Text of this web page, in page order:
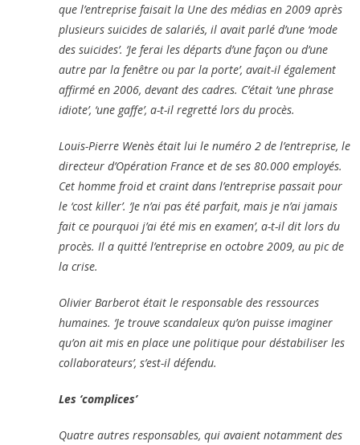
que l’entreprise faisait la Une des médias en 2009 après
plusieurs suicides de salariés, il avait parlé d’une ‘mode
des suicides’. ‘Je ferai les départs d’une façon ou d’une
autre par la fenêtre ou par la porte’, avait-il également
affirmé en 2006, devant des cadres. C’était ‘une phrase
idiote’, ‘une gaffe’, a-t-il regretté lors du procès.
Louis-Pierre Wenès était lui le numéro 2 de l’entreprise, le
directeur d’Opération France et de ses 80.000 employés.
Cet homme froid et craint dans l’entreprise passait pour
le ‘cost killer’. ‘Je n’ai pas été parfait, mais je n’ai jamais
fait ce pourquoi j’ai été mis en examen’, a-t-il dit lors du
procès. Il a quitté l’entreprise en octobre 2009, au pic de
la crise.
Olivier Barberot était le responsable des ressources
humaines. ‘Je trouve scandaleux qu’on puisse imaginer
qu’on ait mis en place une politique pour déstabiliser les
collaborateurs’, s’est-il défendu.
Les ‘complices’
Quatre autres responsables, qui avaient notamment des